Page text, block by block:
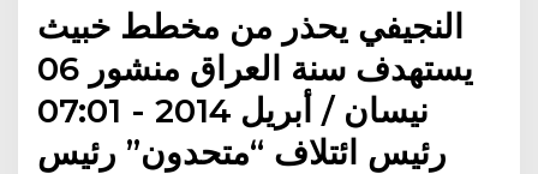
النجيفي يحذر من مخطط خبيث
يستهدف سنة العراق منشور 06
نيسان / أبريل 2014 - 07:01
رئيس ائتلاف “متحدون” رئيس